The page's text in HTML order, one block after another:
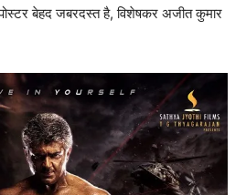
बेहद जबरदस्‍त है, विशेषकर अजीत कुमार